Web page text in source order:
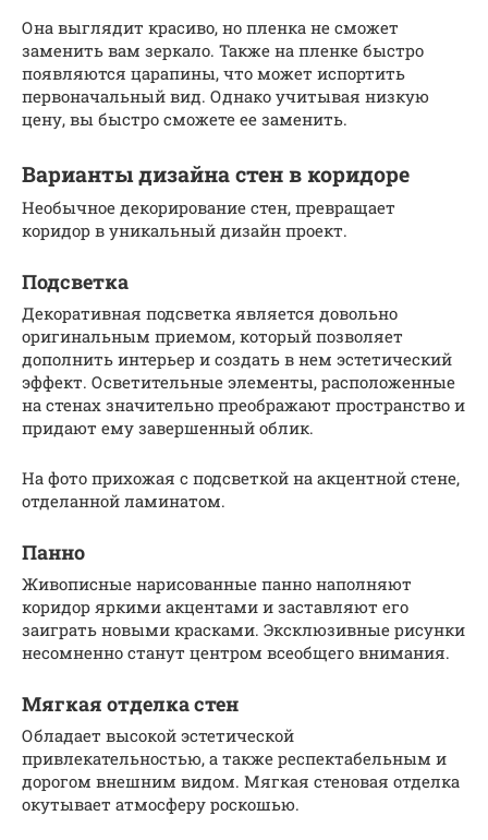
Она выглядит красиво, но пленка не сможет
заменить вам зеркало. Также на пленке быстро
появляются царапины, что может испортить
первоначальный вид. Однако учитывая низкую
цену, вы быстро сможете ее заменить.
Варианты дизайна стен в коридоре
Необычное декорирование стен, превращает
коридор в уникальный дизайн проект.
Подсветка
Декоративная подсветка является довольно
оригинальным приемом, который позволяет
дополнить интерьер и создать в нем эстетический
эффект. Осветительные элементы, расположенные
на стенах значительно преображают пространство и
придают ему завершенный облик.
На фото прихожая с подсветкой на акцентной стене,
отделанной ламинатом.
Панно
Живописные нарисованные панно наполняют
коридор яркими акцентами и заставляют его
заиграть новыми красками. Эксклюзивные рисунки
несомненно станут центром всеобщего внимания.
Мягкая отделка стен
Обладает высокой эстетической
привлекательностью, а также респектабельным и
дорогом внешним видом. Мягкая стеновая отделка
окутывает атмосферу роскошью.